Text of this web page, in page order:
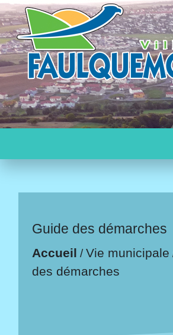
Guide des démarches
Accueil /Vie municipale
des démarches